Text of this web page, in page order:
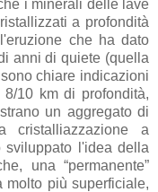
i minerali delle lave
a profondità
che ha dato
anni di quiete (quella
chiare indicazioni
10 km di profondità,
un aggregato di
cristalliazzazione a
sviluppato l'idea della
una “permanente”
più superficiale,